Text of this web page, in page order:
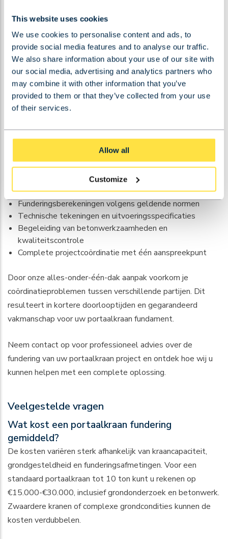
This website uses cookies
We use cookies to personalise content and ads, to
provide social media features and to analyse our traffic.
We also share information about your use of our site with
our social media, advertising and analytics partners who
may combine it with other information that you’ve
provided to them or that they’ve collected from your use
of their services.
Allow all
Customize
extremer zijn dan -5°C tot +30°C zonder aanvullende
Hoe BKRS helpt met portaalkraan
funderingen?
BKRS biedtCOMPLETE FUNDERINGSOPLOSSINGEN
voorportaalkranenvanaf grondonderzoek tot
eindinstallatie. Onze ervaring met complexe
uitvoering van funderingen voor alle typen portaalkranen.
Onze dienstverlening omvat:
Coördinatie van grondonderzoeken en bodemanalyses
Funderingsberekeningen volgens geldende normen
Technische tekeningen en uitvoeringsspecificaties
Begeleiding van betonwerkzaamheden en
kwaliteitscontrole
Complete projectcoördinatie met één aanspreekpunt
Door onze alles-onder-één-dak aanpak voorkom je
coördinatieproblemen tussen verschillende partijen. Dit
resulteert in kortere doorlooptijden en gegarandeerd
vakmanschap voor uw portaalkraan fundament.
Neem contact op voor professioneel advies over de
fundering van uw portaalkraan project en ontdek hoe wij u
kunnen helpen met een complete oplossing.
Veelgestelde vragen
Wat kost een portaalkraan fundering
gemiddeld?
De kosten variëren sterk afhankelijk van kraancapaciteit,
grondgesteldheid en funderingsafmetingen. Voor een
standaard portaalkraan tot 10 ton kunt u rekenen op
€15.000-€30.000, inclusief grondonderzoek en betonwerk.
Zwaardere kranen of complexe grondcondities kunnen de
kosten verdubbelen.